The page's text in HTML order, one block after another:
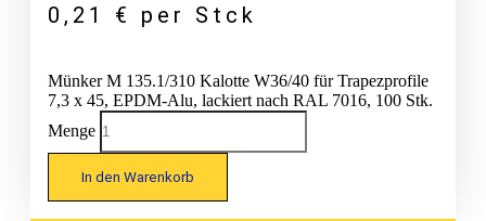
0,21 € per Stck
Münker M 135.1/310 Kalotte W36/40 für Trapezprofile
7,3 x 45, EPDM-Alu, lackiert nach RAL 7016, 100 Stk.
Menge
In den Warenkorb